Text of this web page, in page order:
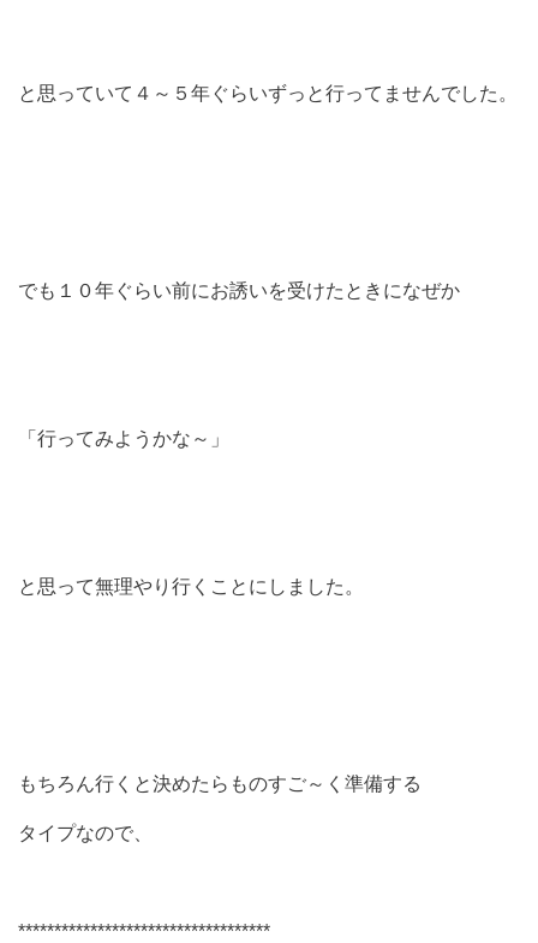
と思っていて４～５年ぐらいずっと行ってませんでした。
でも１０年ぐらい前にお誘いを受けたときになぜか
「行ってみようかな～」
と思って無理やり行くことにしました。
もちろん行くと決めたらものすご～く準備する
タイプなので、
***********************************